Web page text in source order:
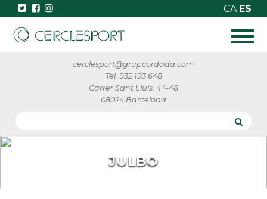
CA ES
cerclesport@grupcordada.com
Tel. 932 193 648
Carrer Sant Lluís, 44-48
08024 Barcelona
JULBO